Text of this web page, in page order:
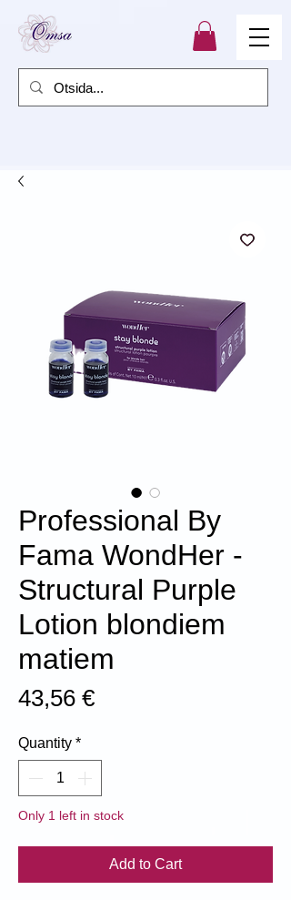
Professional By
Fama WondHer -
Structural Purple
Lotion blondiem
matiem
43,56 €Price
Quantity *
Only 1 left in stock
Add to Cart